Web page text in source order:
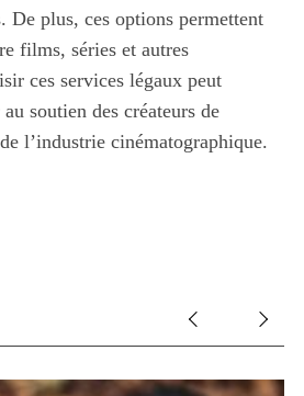
De plus, ces options permettent
films, séries et autres
ces services légaux peut
soutien des créateurs de
l’industrie cinématographique.